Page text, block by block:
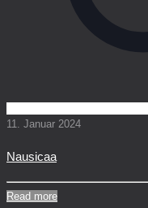
11. Januar 2024
Nausicaa
Read more